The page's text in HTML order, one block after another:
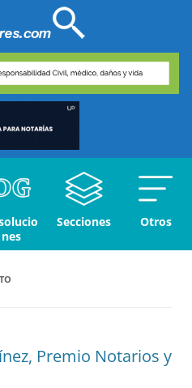
nes
Secciones Otros
Premio Notarios y